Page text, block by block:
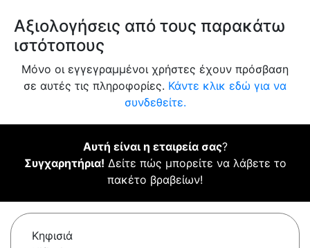
Αξιολογήσεις από τους παρακάτω
ιστότοπους
Μόνο οι εγγεγραμμένοι χρήστες έχουν πρόσβαση
σε αυτές τις πληροφορίες. Κάντε κλικ εδώ για να
συνδεθείτε.
Αυτή είναι η εταιρεία σας?
Συγχαρητήρια! Δείτε πώς μπορείτε να λάβετε το
πακέτο βραβείων!
Κηφισιά